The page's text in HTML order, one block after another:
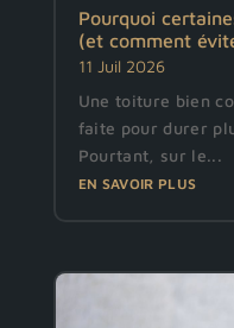
Pourquoi
(et comment
11 Juil 2026
Une toiture bien
faite pour durer
Pourtant, sur le...
EN SAVOIR PLUS